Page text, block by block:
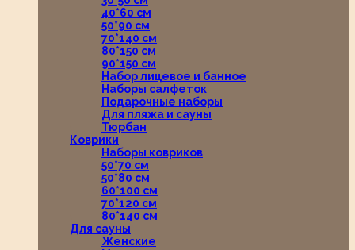
40*60 см
50*90 см
70*140 см
80*150 см
90*150 см
Набор лицевое и банное
Наборы салфеток
Подарочные наборы
Для пляжа и сауны
Тюрбан
Коврики
Наборы ковриков
50*70 см
50*80 см
60*100 см
70*120 см
80*140 см
Для сауны
Женские